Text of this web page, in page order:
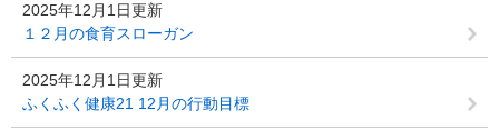
2025年12月1日更新
１２月の食育スローガン
2025年12月1日更新
ふくふく健康21 12月の行動目標